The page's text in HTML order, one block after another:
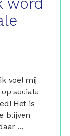
voel mij
sociale
Het is
blijven
...